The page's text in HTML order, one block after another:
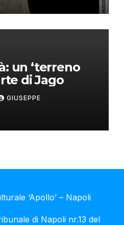
un ‘terreno
di Jago
GIUSEPPE
‘Apollo’ – Napoli
di Napoli nr.13 del